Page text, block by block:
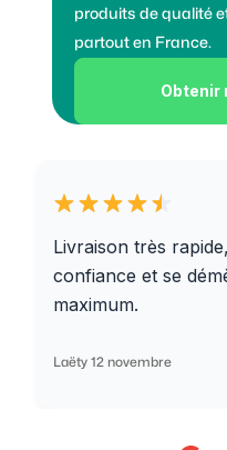
produits de qualité
partout en France.
Obtenir
Livraison très
confiance et se
maximum.
Laëty 12 novembre